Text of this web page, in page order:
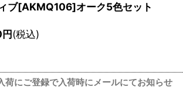
ブ[AKMQ106]オーク5色セット
円(税込)
荷にご登録で入荷時にメールにてお知らせ